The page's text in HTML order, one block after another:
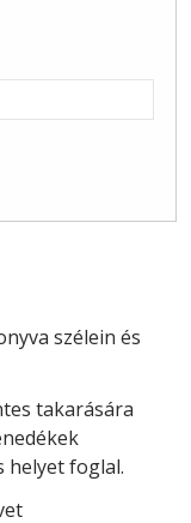
szélein és
takarására
helyet foglal.